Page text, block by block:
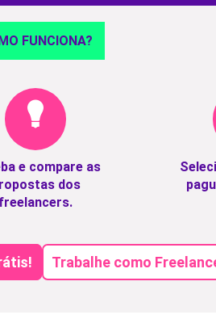
FUNCIONA?
e compare as
dos
freelancers.
Trabalhe como